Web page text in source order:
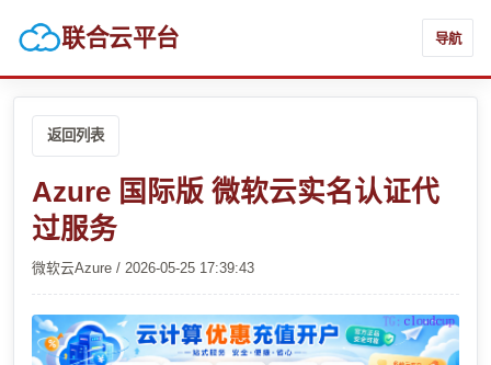
联合云平台 导航
返回列表
Azure 国际版 微软云实名认证代
过服务
微软云Azure / 2026-05-25 17:39:43